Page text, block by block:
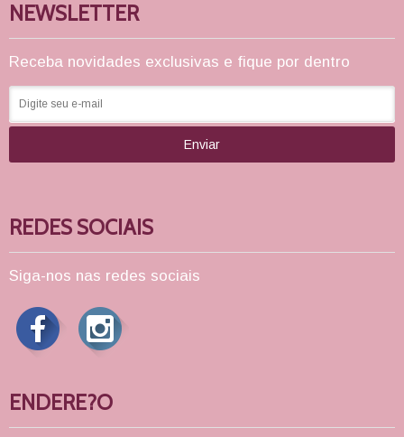
NEWSLETTER
Receba novidades exclusivas e fique por dentro
Enviar
REDES SOCIAIS
Siga-nos nas redes sociais
ENDERE?O